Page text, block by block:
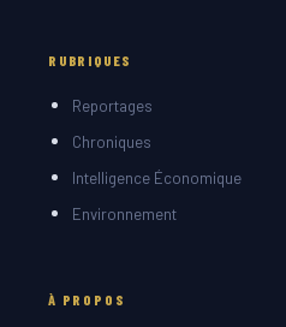
RUBRIQUES
Reportages
Chroniques
Intelligence Économique
Environnement
À PROPOS